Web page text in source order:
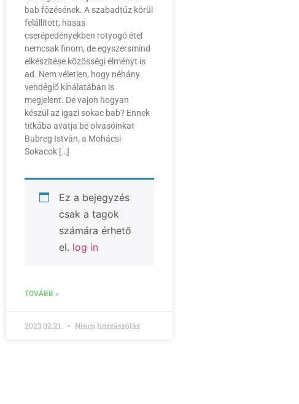
bab főzésének. A szabadtűz körül
felállított, hasas
cserépedényekben rotyogó étel
nemcsak finom, de egyszersmind
elkészítése közösségi élményt is
ad. Nem véletlen, hogy néhány
vendéglő kínálatában is
megjelent. De vajon hogyan
készül az igazi sokac bab? Ennek
titkába avatja be olvasóinkat
Bubreg István, a Mohácsi
Sokacok […]
Ez a bejegyzés
csak a tagok
számára érhető
el. log in
TOVÁBB »
2023.02.21. Nincs hozzászólás